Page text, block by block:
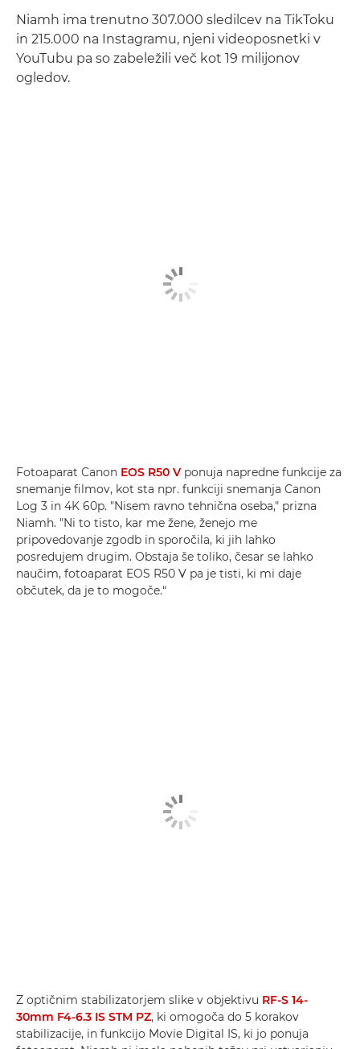
Niamh ima trenutno 307.000 sledilcev na TikToku
in 215.000 na Instagramu, njeni videoposnetki v
YouTubu pa so zabeležili več kot 19 milijonov
ogledov.
Fotoaparat Canon EOS R50 V ponuja napredne funkcije za
snemanje filmov, kot sta npr. funkciji snemanja Canon
Log 3 in 4K 60p. "Nisem ravno tehnična oseba," prizna
Niamh. "Ni to tisto, kar me žene, ženejo me
pripovedovanje zgodb in sporočila, ki jih lahko
posredujem drugim. Obstaja še toliko, česar se lahko
naučim, fotoaparat EOS R50 V pa je tisti, ki mi daje
občutek, da je to mogoče.“
Z optičnim stabilizatorjem slike v objektivu RF-S 14-
30mm F4-6.3 IS STM PZ, ki omogoča do 5 korakov
stabilizacije, in funkcijo Movie Digital IS, ki jo ponuja